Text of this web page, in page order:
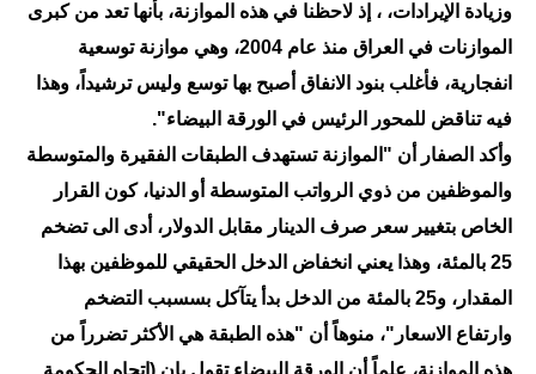
المرحلة الاعدادية
اسئلة وزارية
المرحلة الابتدائية
المرحلة المتوسطة
المرحلة الاعدادية
مرشحات
المرحلة الابتدائية
وزيادة الإيرادات، ، إذ لاحظنا في هذه الموازنة، بأنها تعد من كبرى
الموازنات في العراق منذ عام 2004، وهي موازنة توسعية
انفجارية، فأغلب بنود الانفاق أصبح بها توسع وليس ترشيداً، وهذا
فيه تناقض للمحور الرئيس في الورقة البيضاء".
وأكد الصفار أن "الموازنة تستهدف الطبقات الفقيرة والمتوسطة
والموظفين من ذوي الرواتب المتوسطة أو الدنيا، كون القرار
الخاص بتغيير سعر صرف الدينار مقابل الدولار، أدى الى تضخم
25 بالمئة، وهذا يعني انخفاض الدخل الحقيقي للموظفين بهذا
المقدار، و25 بالمئة من الدخل بدأ يتآكل بسسبب التضخم
وارتفاع الاسعار"، منوهاً أن "هذه الطبقة هي الأكثر تضرراً من